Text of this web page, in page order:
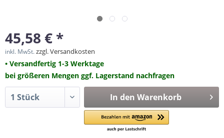
45,58 € *
inkl. MwSt.zzgl. Versandkosten
• Versandfertig 1-3 Werktage
bei größeren Mengen ggf. Lagerstand nachfragen
In den Warenkorb